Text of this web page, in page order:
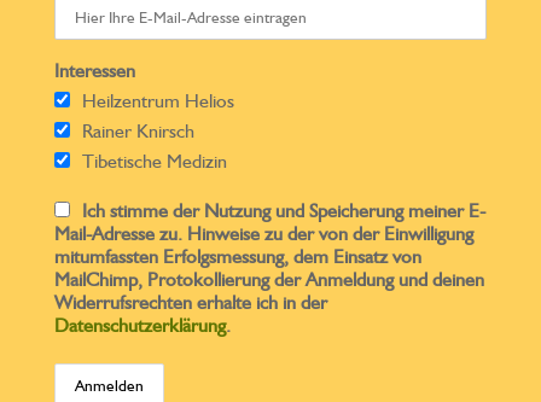
Interessen
Heilzentrum Helios
Rainer Knirsch
Tibetische Medizin
Ich stimme der Nutzung und Speicherung meiner E-
Mail-Adresse zu. Hinweise zu der von der Einwilligung
mitumfassten Erfolgsmessung, dem Einsatz von
MailChimp, Protokollierung der Anmeldung und deinen
Widerrufsrechten erhalte ich in der
Datenschutzerklärung.